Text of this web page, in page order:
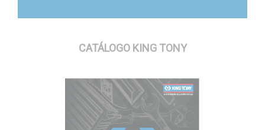
CATÁLOGO KING TONY